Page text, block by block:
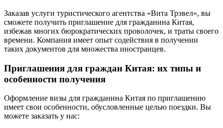
Заказав услуги туристического агентства «Вита Трэвел», вы
сможете получить приглашение для гражданина Китая,
избежав многих бюрократических проволочек, и траты своего
времени. Компания имеет опыт содействия в получении
таких документов для множества иностранцев.
Приглашения для граждан Китая: их типы и
особенности получения
Оформление визы для гражданина Китая по приглашению
имеет свои особенности, обусловленные целью поездки. Вы
можете заказать у нас: